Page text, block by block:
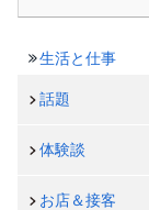
生活と仕事
話題
体験談
お店＆接客